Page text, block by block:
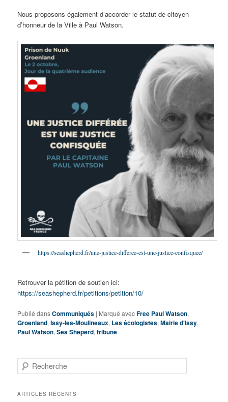
Nous proposons également d’accorder le statut de citoyen
d’honneur de la Ville à Paul Watson.
https://seashepherd.fr/une-justice-differee-est-une-justice-confisquee/
Retrouver la pétition de soutien ici:
https://seashepherd.fr/petitions/petition/10/
Publié dansCommuniqués | Marqué avecFree Paul Watson,
Groenland,Issy-les-Moulineaux, Les écologistes,Mairie d'Issy,
Paul Watson,Sea Sheperd,tribune
e
h
ARTICLES RÉCENTS